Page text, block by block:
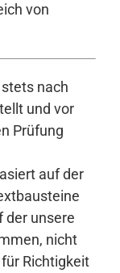
von
nach
und vor
Prüfung
auf der
der unsere
nicht
Richtigkeit